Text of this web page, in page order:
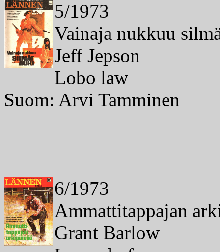
5/1973
Vainaja nukkuu
Jeff Jepson
Lobo law
Suom: Arvi Tamminen
6/1973
Ammattitappajan
Grant Barlow